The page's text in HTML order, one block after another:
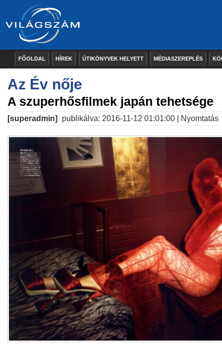
FŐOLDAL HÍREK ÚTIKÖNYVEK HELYETT MÉDIASZEREPLÉS
Az Év nője
A szuperhősfilmek japán tehetsége
[superadmin] publikálva: 2016-11-12 01:01:00 | Nyomtatás